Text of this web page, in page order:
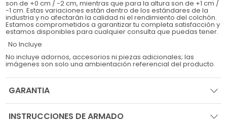
son de +0 cm / -2 cm, mientras que para la altura son de +1 cm /
-1 cm. Estas variaciones están dentro de los estándares de la
industria y no afectarán la calidad ni el rendimiento del colchón.
Estamos comprometidos a garantizar tu completa satisfacción y
estamos disponibles para cualquier consulta que puedas tener.
No Incluye
No incluye adornos, accesorios ni piezas adicionales; las
imágenes son solo una ambientación referencial del producto.
GARANTIA
INSTRUCCIONES DE ARMADO